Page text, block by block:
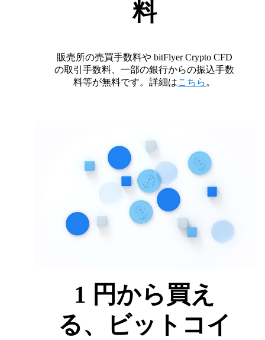
料
販売所の売買手数料や bitFlyer Crypto CFD
の取引手数料、一部の銀行からの振込手数
料等が無料です。詳細はこちら 。
1 円から買え
る、ビットコイ